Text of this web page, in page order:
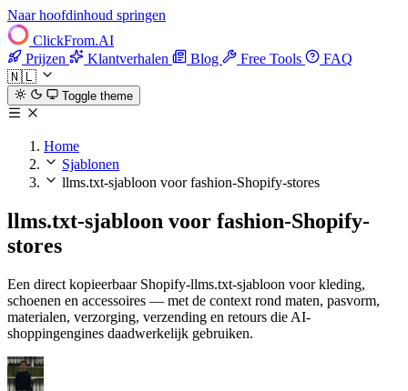
Naar hoofdinhoud springen
ClickFrom.AI
Prijzen
Klantverhalen Blog Free Tools
FAQ
🇳🇱
Toggle theme
Home
Sjablonen
llms.txt-sjabloon voor fashion-Shopify-stores
llms.txt-sjabloon voor fashion-Shopify-
stores
Een direct kopieerbaar Shopify-llms.txt-sjabloon voor kleding,
schoenen en accessoires — met de context rond maten, pasvorm,
materialen, verzorging, verzending en retours die AI-
shoppingengines daadwerkelijk gebruiken.